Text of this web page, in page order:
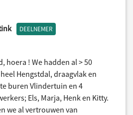
DEELNEMER
hoera ! We hadden al > 50
Hengstdal, draagvlak en
buren Vlindertuin en 4
Els, Marja, Henk en Kitty.
we al vertrouwen van